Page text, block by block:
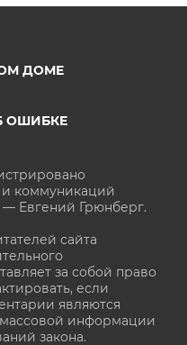
ДОМЕ
ОШИБКЕ
коммуникаций
— Евгений Грюнберг.
сайта
за собой право
если
являются
информации
закона.